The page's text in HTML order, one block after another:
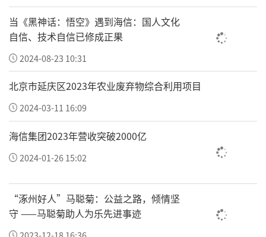
当《黑神话：悟空》遇到海信：国人文化
自信、技术自信已修成正果
2024-08-23 10:31
北京市延庆区2023年农业废弃物综合利用项目
2024-03-11 16:09
海信集团2023年营收突破2000亿
2024-01-26 15:02
“涿州好人”马聪菊：公益之路，倾情坚
守 ——马聪菊助人为乐先进事迹